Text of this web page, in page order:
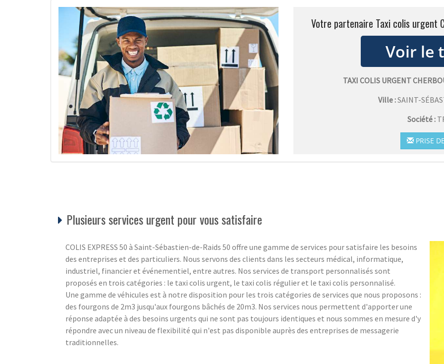
Votre partenaire Taxi colis urgent
TAXI COLIS URGENT
Ville :SAINT-
Société :
PRISE
Plusieurs services urgent pour vous satisfaire
COLIS EXPRESS 50 à Saint-Sébastien-de-Raids 50 offre une gamme de services pour satisfaire les besoins
des entreprises et des particuliers. Nous servons des clients dans les secteurs médical, informatique,
industriel, financier et événementiel, entre autres. Nos services de transport personnalisés sont
proposés en trois catégories : le taxi colis urgent, le taxi colis régulier et le taxi colis personnalisé.
Une gamme de véhicules est à notre disposition pour les trois catégories de services que nous proposons :
des fourgons de 2m3 jusqu'aux fourgons bâchés de 20m3. Nos services nous permettent d'apporter une
réponse adaptée à des besoins urgents qui ne sont pas toujours identiques et nous sommes en mesure d'y
répondre avec un niveau de flexibilité qui n'est pas disponible auprès des entreprises de messagerie
traditionnelles.